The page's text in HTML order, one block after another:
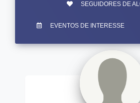
SEGUIDORES DE
EVENTOS DE INTERESSE